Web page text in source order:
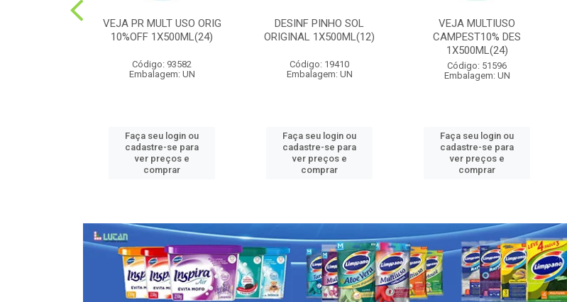
VEJA PR MULT USO ORIG
10%OFF 1X500ML(24)
Código: 93582
Embalagem: UN
Faça seu login ou
cadastre-se para
ver preços e
comprar
DESINF PINHO SOL
ORIGINAL 1X500ML(12)
Código: 19410
Embalagem: UN
Faça seu login ou
cadastre-se para
ver preços e
comprar
VEJA MULTIUSO
CAMPEST10% DES
1X500ML(24)
Código: 51596
Embalagem: UN
Faça seu login ou
cadastre-se para
ver preços e
comprar